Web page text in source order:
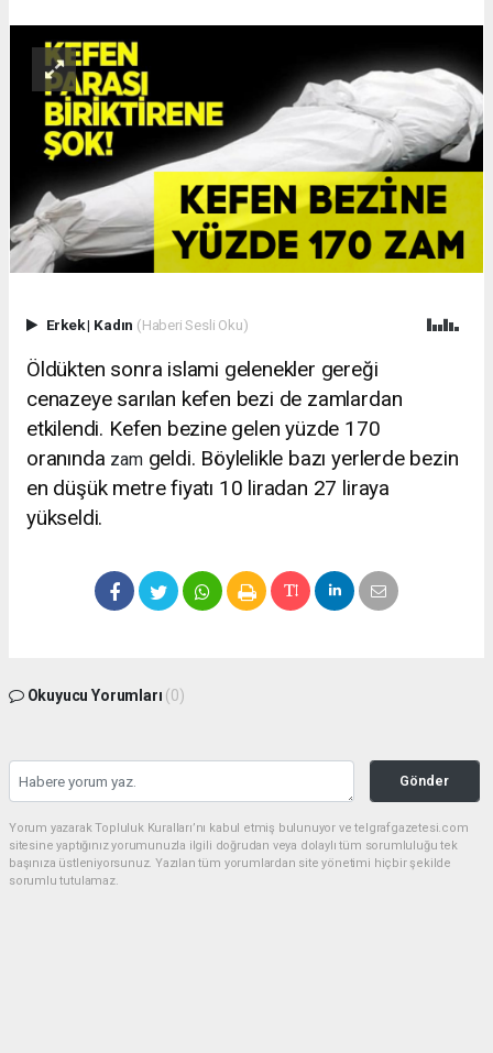
Erkek| Kadın (Haberi Sesli Oku)
Öldükten sonra islami gelenekler gereği
cenazeye sarılan kefen bezi de zamlardan
etkilendi. Kefen bezine gelen yüzde 170
oranında zamgeldi. Böylelikle bazı yerlerde bezin
en düşük metre fiyatı 10 liradan 27 liraya
yükseldi.
Okuyucu Yorumları (0)
Gönder
Yorum yazarak Topluluk Kuralları’nı kabul etmiş bulunuyor ve telgrafgazetesi.com
sitesine yaptığınız yorumunuzla ilgili doğrudan veya dolaylı tüm sorumluluğu tek
başınıza üstleniyorsunuz. Yazılan tüm yorumlardan site yönetimi hiçbir şekilde
sorumlu tutulamaz.